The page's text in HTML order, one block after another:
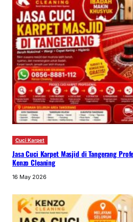
Cuci Karpet
Jasa Cuci Karpet Masjid di Tangerang
Kenzo Cleaning
16 May 2026